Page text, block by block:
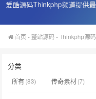
首页 -整站源码 -Thinkphp源码
分类
所有(83) 传奇素材(7)